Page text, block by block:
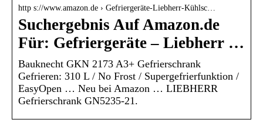
http s://www.amazon.de › Gefriergeräte-Liebherr-Kühlsc…
Suchergebnis Auf Amazon.de
Für: Gefriergeräte – Liebherr …
Bauknecht GKN 2173 A3+ Gefrierschrank
Gefrieren: 310 L / No Frost / Supergefrierfunktion /
EasyOpen … Neu bei Amazon … LIEBHERR
Gefrierschrank GN5235-21.